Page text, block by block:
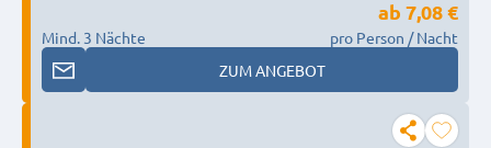
Mind. 3 Nächte
ab 7,08 €
pro Person / Nacht
ZUM ANGEBOT